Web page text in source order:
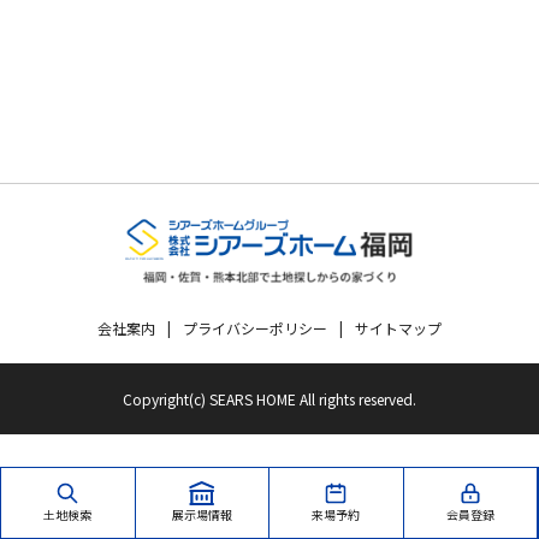
会社案内 プライバシーポリシー サイトマップ
Copyright(c) SEARS HOME All rights reserved.
土地検索 展示場情報 来場予約 会員登録